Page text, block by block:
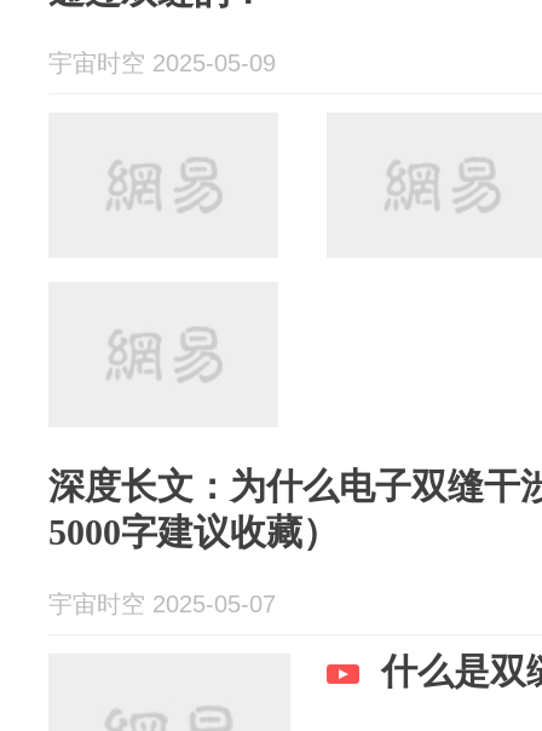
宇宙时空 2025-05-09
深度长文：为什么电子双缝干
5000字建议收藏）
宇宙时空 2025-05-07
什么是双